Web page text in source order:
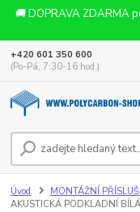
🚚 DOPRAVA ZDARMA
+420 601 350 600
(Po-Pá, 7:30-16 hod.)
Úvod MONTÁŽNÍ
AKUSTICKÁ PODKLADNÍ